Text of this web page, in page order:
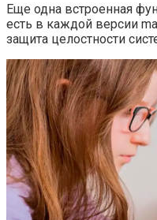
Еще одна встроенная
есть в каждой версии
защита целостности